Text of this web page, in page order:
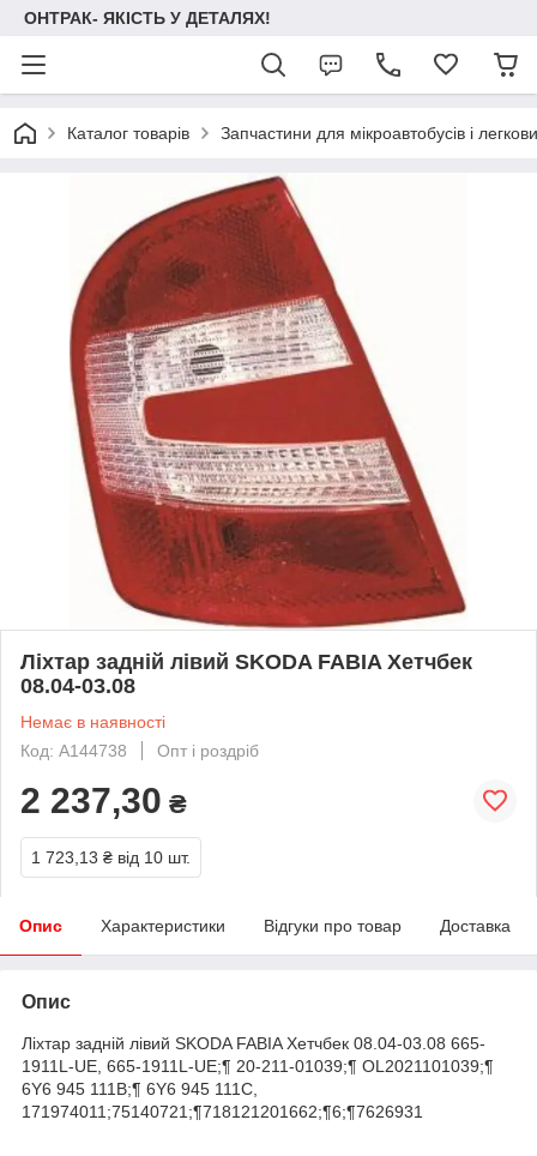
ОНТРАК- ЯКІСТЬ У ДЕТАЛЯХ!
Каталог товарів Запчастини для мікроавтобусів і
Ліхтар задній лівий SKODA FABIA Хетчбек
08.04-03.08
Немає в наявності
Код: A144738
Опт і роздріб
2 237,30 ₴
1 723,13 ₴ від 10 шт.
Опис Характеристики Відгуки про товар Доставка
Опис
Ліхтар задній лівий SKODA FABIA Хетчбек 08.04-03.08 665-
1911L-UE, 665-1911L-UE;¶ 20-211-01039;¶ OL2021101039;¶
6Y6 945 111B;¶ 6Y6 945 111C,
171974011;75140721;¶718121201662;¶6;¶7626931